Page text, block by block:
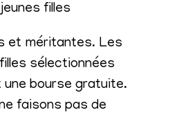
jeunes filles
et méritantes. Les
sélectionnées
bourse gratuite.
faisons pas de